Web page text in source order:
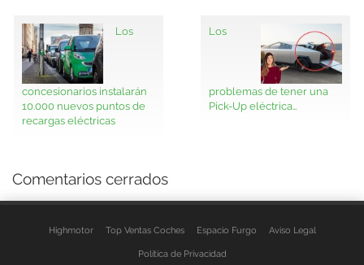
Los
concesionarios instalarán
10.000 nuevos puntos de
recargas eléctricas
Los
problemas de tener una
Pick-Up eléctrica…
Comentarios cerrados
Highmotor Top Ventas Coches Espacio Furgo Aviso Legal
Política de Privacidad